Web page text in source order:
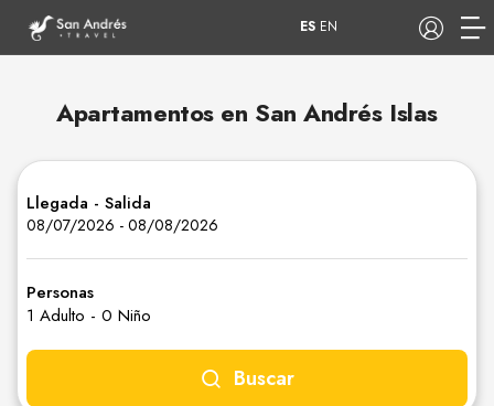
Tours
COP
ES EN
Apartamentos en San Andrés Islas
Llegada - Salida
08/07/2026 - 08/08/2026
Personas
1 Adulto - 0 Niño
Buscar